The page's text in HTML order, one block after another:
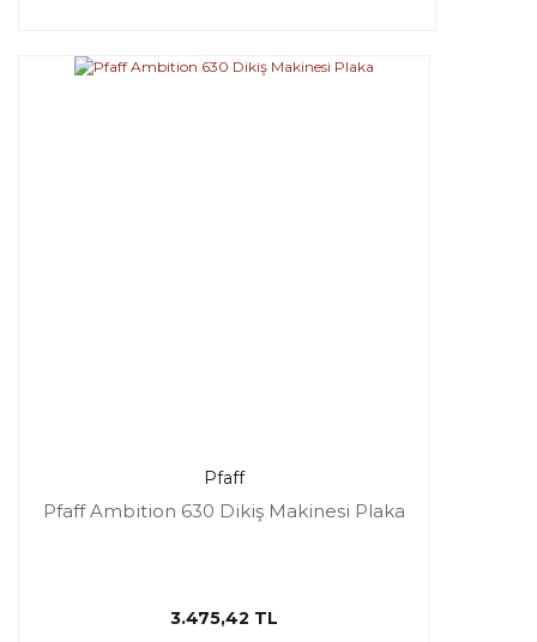
Pfaff
Pfaff Ambition 630 Dikiş Makinesi Plaka
3.475,42 TL